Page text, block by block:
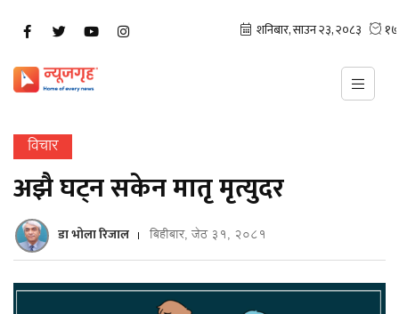
विचार
अझै घट्न सकेन मातृ मृत्युदर
डा भोला रिजाल बिहीबार, जेठ ३१, २०८१